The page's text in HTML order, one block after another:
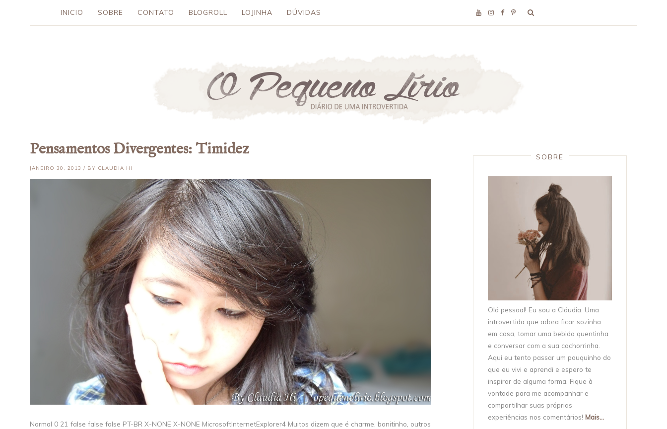
INICIO SOBRE CONTATO BLOGROLL LOJINHA DÚVIDAS
Pensamentos Divergentes: Timidez
JANEIRO 30, 2013 / BY CLAUDIA HI
Normal 0 21 false false false PT-BR X-NONE X-NONE MicrosoftInternetExplorer4 Muitos dizem que é charme, bonitinho, outros
SOBRE
Olá pessoal! Eu sou a Cláudia. Uma
introvertida que adora ficar sozinha
em casa, tomar uma bebida quentinha
e conversar com a sua cachorrinha.
Aqui eu tento passar um pouquinho do
que eu vivi e aprendi e espero te
inspirar de alguma forma. Fique à
vontade para me acompanhar e
compartilhar suas próprias
experiências nos comentários! Mais...